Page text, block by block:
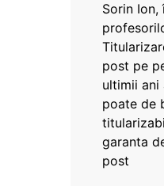
Sorin
post pe
ultimii ani
poate de
garanta
post